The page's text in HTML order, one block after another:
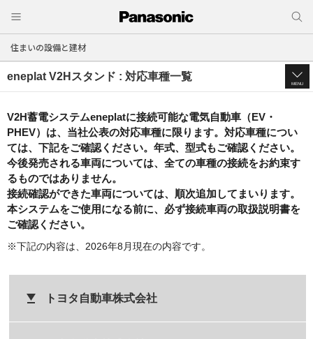
住まいの設備と建材
eneplat V2Hスタンド : 対応車種一覧
MENU
V2H蓄電システムeneplatに接続可能な電気自動車（EV・
PHEV）は、当社公表の対応車種に限ります。対応車種につい
ては、下記をご確認ください。年式、型式もご確認ください。
今後発売される車両については、全ての車種の接続をお約束す
るものではありません。
接続確認ができた車両については、順次追加してまいります。
本システムをご使用になる前に、必ず接続車両の取扱説明書を
ご確認ください。
下記の内容は、 2026年8 月現在の内容です。
トヨタ自動車株式会社